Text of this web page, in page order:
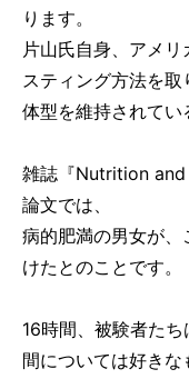
ります。
片山氏自身、アメ
スティング方法を取
体型を維持されてい
雑誌『Nutrition
論文では、
病的肥満の男女が、
けたとのことです。
16時間、被験者た
間については好きな